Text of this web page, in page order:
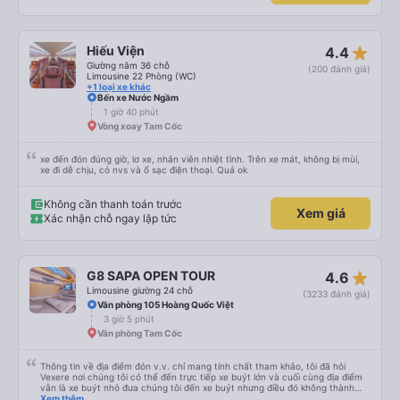
chỗ ngồi hơn (có khoảng 35 chỗ, và tôi không thừa cân, nhưng vẫn hơi
chật). Tôi khuyên bạn nên chọn chỗ ngồi phía dưới và giữa.
Hiếu Viện
Giường nằm 36 chỗ
Limousine 22 Phòng (WC)
+1 loại xe khác
4.4 star_rate
(200 đánh giá)
Bến xe Nước Ngầm
1 giờ 40 phút
Vòng xoay Tam Cốc
xe đến đón đúng giờ, lơ xe, nhân viên nhiệt tình. Trên xe mát, không bị mùi,
xe đi dễ chịu, có nvs và ổ sạc điện thoại. Quá ok
Không cần thanh toán trước
Xác nhận chỗ ngay lập tức
Xem giá
G8 SAPA OPEN TOUR
Limousine giường 24 chỗ
4.6 star_rate
(3233 đánh giá)
Văn phòng 105 Hoàng Quốc Việt
3 giờ 5 phút
Văn phòng Tam Cốc
Thông tin về địa điểm đón v.v. chỉ mang tính chất tham khảo, tôi đã hỏi
Vexere nơi chúng tôi có thể đến trực tiếp xe buýt lớn và cuối cùng địa điểm
vẫn là xe buýt nhỏ đưa chúng tôi đến xe buýt nhưng điều đó không thành